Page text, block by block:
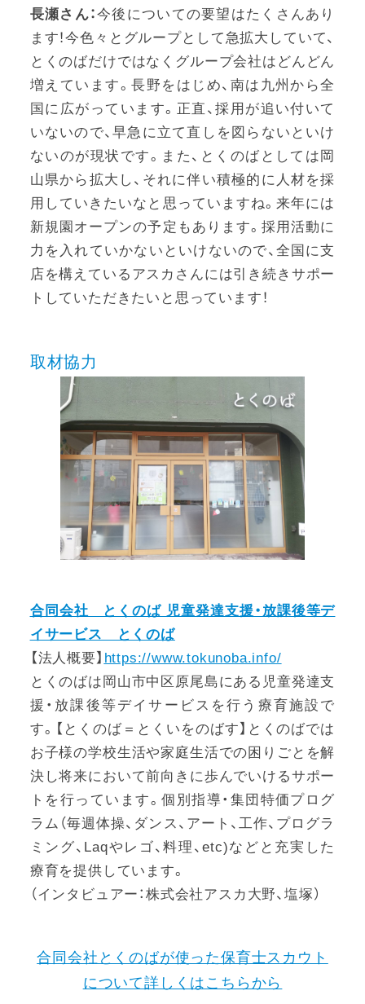
長瀬さん：今後についての要望はたくさんあり
ます！今色々とグループとして急拡大していて、
とくのばだけではなくグループ会社はどんどん
増えています。長野をはじめ、南は九州から全
国に広がっています。正直、採用が追い付いて
いないので、早急に立て直しを図らないといけ
ないのが現状です。また、とくのばとしては岡
山県から拡大し、それに伴い積極的に人材を採
用していきたいなと思っていますね。来年には
新規園オープンの予定もあります。採用活動に
力を入れていかないといけないので、全国に支
店を構えているアスカさんには引き続きサポー
トしていただきたいと思っています！
取材協力
合同会社 とくのば 児童発達支援・放課後等デ
イサービス とくのば
【法人概要】 https://www.tokunoba.info/
とくのばは岡山市中区原尾島にある児童発達支
援・放課後等デイサービスを行う療育施設で
す。【とくのば＝とくいをのばす】とくのばでは
お子様の学校生活や家庭生活での困りごとを解
決し将来において前向きに歩んでいけるサポー
トを行っています。個別指導・集団特価プログ
ラム（毎週体操、ダンス、アート、工作、プログラ
ミング、Laqやレゴ、料理、etc)などと充実した
療育を提供しています。
（インタビュアー：株式会社アスカ大野、塩塚）
合同会社とくのばが使った保育士スカウト
について詳しくはこちらから